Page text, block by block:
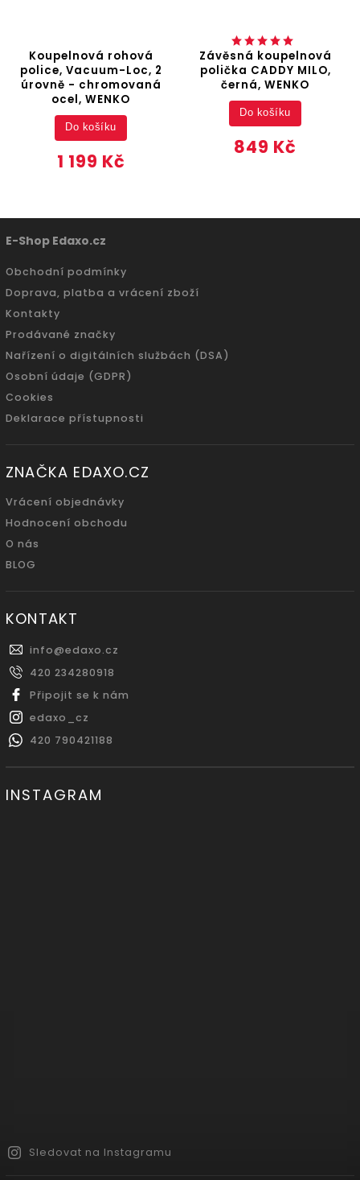
Koupelnová rohová
police, Vacuum-Loc, 2
úrovně - chromovaná
ocel, WENKO
1 199 Kč
Do košíku
Závěsná koupelnová
polička CADDY MILO,
černá, WENKO
849 Kč
Do košíku
E-Shop Edaxo.cz
Obchodní podmínky
Doprava, platba a vrácení zboží
Kontakty
Prodávané značky
Nařízení o digitálních službách (DSA)
Osobní údaje (GDPR)
Cookies
Deklarace přístupnosti
ZNAČKA EDAXO.CZ
Vrácení objednávky
Hodnocení obchodu
O nás
BLOG
KONTAKT
info@edaxo.cz
420 234280918
Připojit se k nám
edaxo_cz
420 790421188
INSTAGRAM
Sledovat na Instagramu